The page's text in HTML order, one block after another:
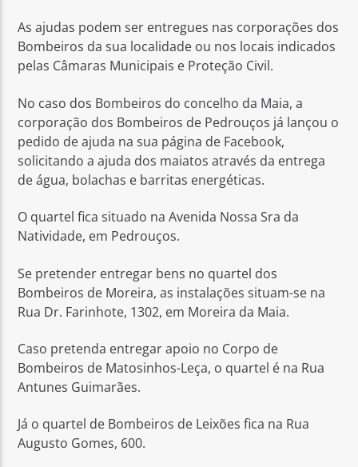
Rádio No ar
As ajudas podem ser entregues nas corporações dos
Bombeiros da sua localidade ou nos locais indicados
pelas Câmaras Municipais e Proteção Civil.
No caso dos Bombeiros do concelho da Maia, a
corporação dos Bombeiros de Pedrouços já lançou o
pedido de ajuda na sua página de Facebook,
solicitando a ajuda dos maiatos através da entrega
de água, bolachas e barritas energéticas.
O quartel fica situado na Avenida Nossa Sra da
Natividade, em Pedrouços.
Se pretender entregar bens no quartel dos
Bombeiros de Moreira, as instalações situam-se na
Rua Dr. Farinhote, 1302, em Moreira da Maia.
Caso pretenda entregar apoio no Corpo de
Bombeiros de Matosinhos-Leça, o quartel é na Rua
Antunes Guimarães.
Já o quartel de Bombeiros de Leixões fica na Rua
Augusto Gomes, 600.